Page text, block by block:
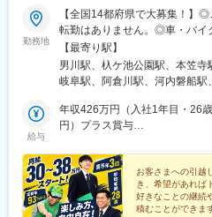
三本松駅(香川県)、北伊予駅、
郷駅、布師田駅、撫養駅、川原
駅、本郷駅(広島県)、八本松駅
駅、下府駅、八浜駅、金光駅、
駅、米川駅、山口駅(山口県)、
駅、南瀬高駅、五郎丸駅、苅田
線)、新飯塚駅、橋本駅(福岡県)
駅、西小倉駅、大塔駅、佐伯駅
大津駅、光の森駅、平成駅、
駅、姶良駅、米ノ津駅、古島駅
(宮崎県)、高鍋駅、三股駅、東
士駅(北海道)、根室駅、新川駅(
勤務地
【全国14都府県で大募集！】
転勤はありません。◎車・バイ
＜東海地区＞・愛知県（名古
岡崎市）・岐阜県（岐阜市）・
＞・東京都（国立市、江戸川区
市、越谷市、川越市）＜静岡地
＞・大阪府（吹田市、守口市、
市）＜九州・広島地区＞・福
市、久留米市）・広島県（広
【最寄り駅】
男川駅、杁ケ池公園駅、本笠
岐阜駅、阿倉川駅、河内磐船駅
草津駅(滋賀県)、小岩駅、谷保
駅、本厚木駅、西浦和駅、新越
駅、都府楼南駅、御井駅、安東
給与
年収426万円（入社1年目・26
円）プラス賞与
円）プラス賞与
お客さまへの引越
き、希望があれば
好きなことの継続
積むことができま